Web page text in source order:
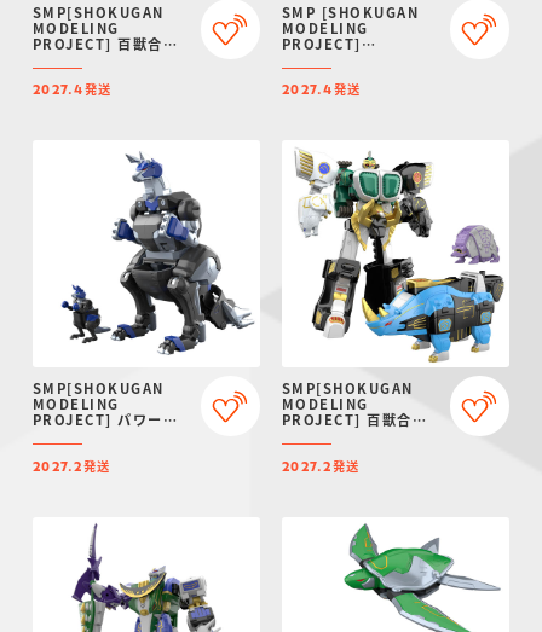
SMP[SHOKUGAN
MODELING
PROJECT] 百獣合体
2027年4月発送】
2027.4発送
SMP [SHOKUGAN
MODELING
PROJECT]
FIRES OF RUBICON
AAP07:
2027.4発送
SMP[SHOKUGAN
MODELING
PROJECT] パワーア
トラ ガオワラビー【プ
レミアムバンダイ限
2027.2発送
SMP[SHOKUGAN
MODELING
PROJECT] 百獣合体
ノス＆ガオマジロ【再
販：2027年2月発送】
2027.2発送